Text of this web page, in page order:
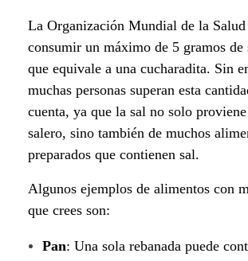
b
l
e
s
:
A
l
La Organización Mundial de la Salud
consumir un máximo de 5 gramos
que equivale a una cucharadita. Sin
muchas personas superan esta
cuenta, ya que la sal no solo
salero, sino también de muchos
preparados que contienen sal.
Algunos ejemplos de alimentos con
que crees son:
Pan: Una sola rebanada puede